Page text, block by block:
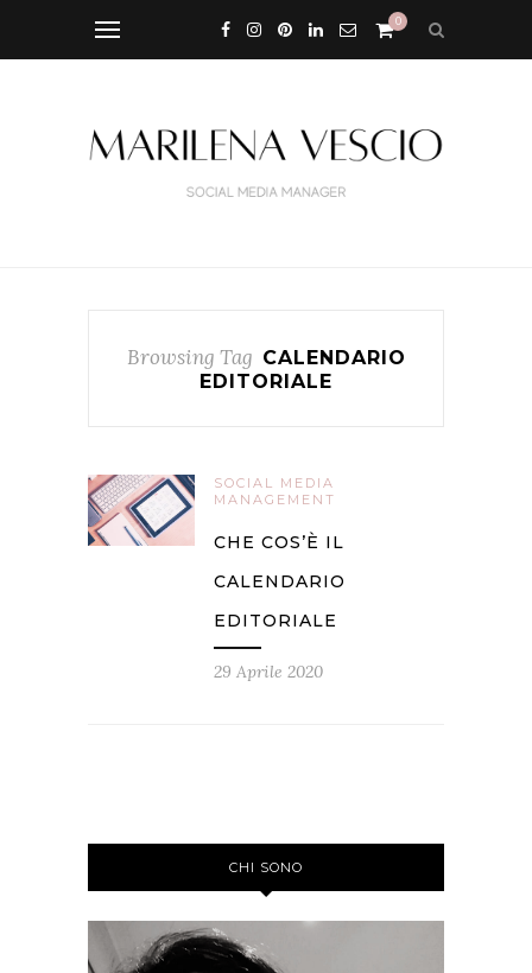
0
Browsing Tag CALENDARIO
EDITORIALE
SOCIAL MEDIA
MANAGEMENT
CHE COS’È IL
CALENDARIO
EDITORIALE
29 Aprile 2020
CHI SONO